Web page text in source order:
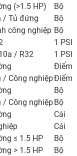
(>1.5 HP)
Bộ
/ Tủ đứng
Bộ
công nghiệp Bộ
1 PSI
/ R32
1 PSI
Điểm
/ Công nghiệpĐiểm
Bộ
/ Công nghiệp Bộ
Cái
Cái
≤ 1.5 HP Bộ
> 1.5 HP
Bộ